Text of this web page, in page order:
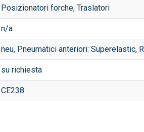
Posizionatori forche, Traslatori
n/a
neu, Pneumatici anteriori: Superelastic,
su richiesta
CE238